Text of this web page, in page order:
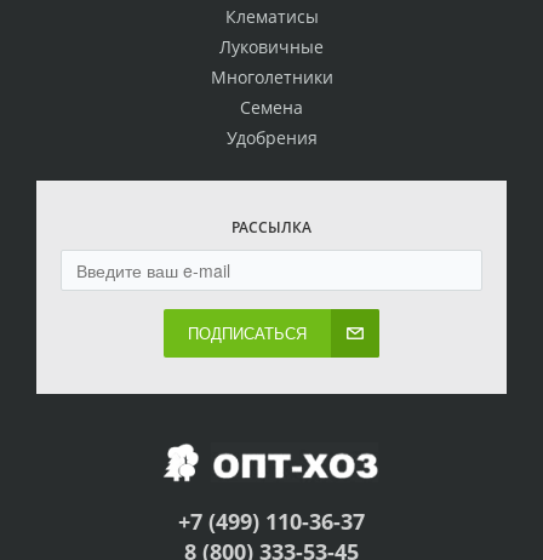
Клематисы
Луковичные
Многолетники
Семена
Удобрения
РАССЫЛКА
ПОДПИСАТЬСЯ
+7 (499) 110-36-37
8 (800) 333-53-45